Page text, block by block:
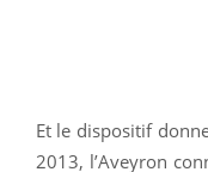
Et le dispositif
2013, l’Aveyron